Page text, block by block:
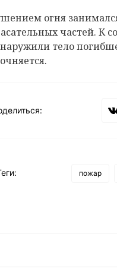
огня
частей. К
тело
пожар